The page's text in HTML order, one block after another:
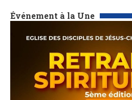
Événement à la Une